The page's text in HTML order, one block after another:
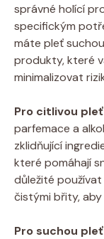
správné holící
specifickým
máte pleť
produkty, které
minimalizovat
Pro citlivou
parfemace a
zklidňující
které pomáhají
důležité
čistými břity, aby
Pro suchou